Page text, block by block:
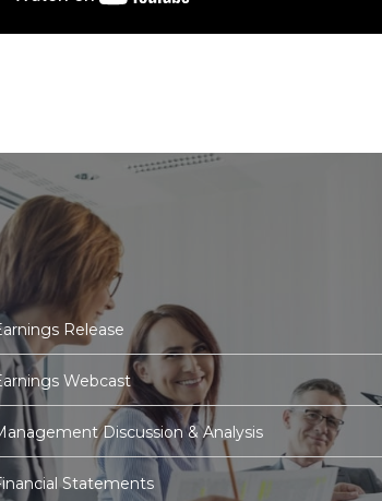
Release
Webcast
Discussion & Analysis
Statements